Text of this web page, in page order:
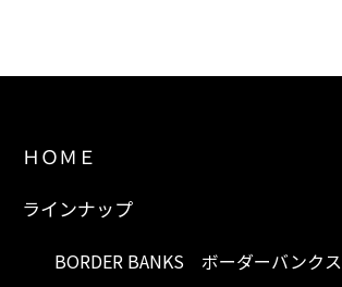
ＨＯＭＥ
ラインナップ
BORDER BANKS ボーダーバンクス